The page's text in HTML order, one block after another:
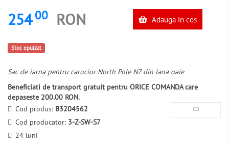
254 00 RON Adauga in cos
Stoc epuizat
Sac de iarna pentru carucior North Pole N7 din lana oaie
Beneficiati de transport gratuit pentru ORICE COMANDA care
depaseste 200.00 RON.
Cod produs: B3204562
Cod producator: 3-Z-SW-S7
24 luni